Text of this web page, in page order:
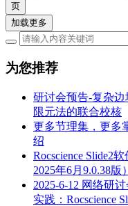
加载更多
为您推荐
研讨会预告-复杂
限元法的联合校核
更多节理集，更多
绍
Rocscience Slide2
2025年6月9.0.38版）
2025-6-12 网络研
实践：Rocscience